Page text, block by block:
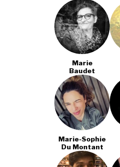
Marie
Baudet
Marie-Sophie
Du Montant